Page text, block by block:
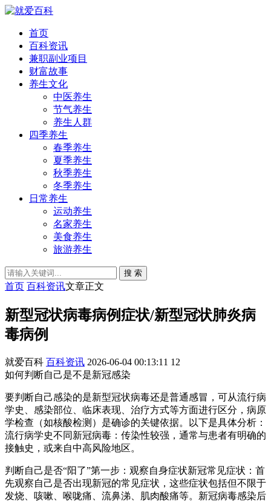
首页
百科资讯
兼职副业项目
财富故事
养生文化
中医养生
节气养生
养生人群
四季养生
春季养生
夏季养生
秋季养生
冬季养生
日常养生
运动养生
名家养生
美食养生
旅游养生
搜 索
首页 百科资讯文章正文
新型冠状病毒病例症状/新型冠状肺炎病
毒病例
就爱百科 百科资讯 2026-06-04 00:13:11 12
如何判断自己是不是新冠感染
要判断自己感染的是新型冠状病毒还是普通感冒，可从流行病
学史、感染部位、临床表现、治疗方式等方面进行区分，病原
学检查（如核酸检测）是确诊的关键依据。以下是具体分析：
流行病学史不同新冠病毒：传染性较强，通常与患者有明确的
接触史，或来自中高风险地区。
判断自己是否“阳了”第一步：观察自身症状新冠常见症状：首
先观察自己是否出现新冠的常见症状，这些症状包括但不限于
发烧、咳嗽、喉咙痛、流鼻涕、肌肉酸痛等。新冠病毒感染后